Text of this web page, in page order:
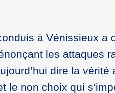
à Vénissieux a
les attaques
dire la
le non choix qui